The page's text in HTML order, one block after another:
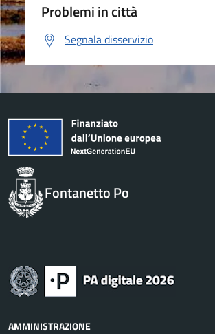
Problemi in città
Segnala disservizio
Fontanetto Po
AMMINISTRAZIONE